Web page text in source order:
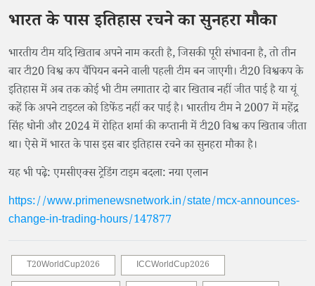
भारत के पास इतिहास रचने का सुनहरा मौका
भारतीय टीम यदि खिताब अपने नाम करती है, जिसकी पूरी संभावना है, तो तीन
बार टी20 विश्व कप चैंपियन बनने वाली पहली टीम बन जाएगी। टी20 विश्वकप के
इतिहास में अब तक कोई भी टीम लगातार दो बार खिताब नहीं जीत पाई है या यूं
कहें कि अपने टाइटल को डिफेंड नहीं कर पाई है। भारतीय टीम ने 2007 में महेंद्र
सिंह धोनी और 2024 में रोहित शर्मा की कप्तानी में टी20 विश्व कप खिताब जीता
था। ऐसे में भारत के पास इस बार इतिहास रचने का सुनहरा मौका है।
यह भी पढ़े: एमसीएक्स ट्रेडिंग टाइम बदला: नया एलान
https://www.primenewsnetwork.in/state/mcx-announces-
change-in-trading-hours/147877
T20WorldCup2026
ICCWorldCup2026